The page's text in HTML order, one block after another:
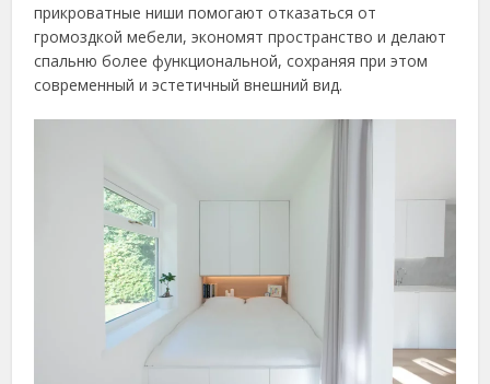
прикроватные ниши помогают отказаться от
громоздкой мебели, экономят пространство и делают
спальню более функциональной, сохраняя при этом
современный и эстетичный внешний вид.